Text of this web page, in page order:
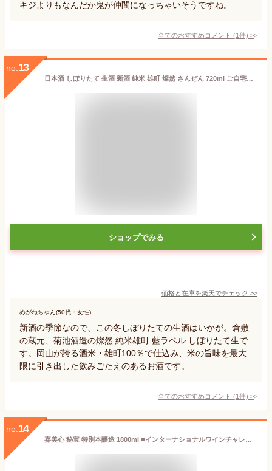
キジよりもなんだか鬼が仲間になっちゃいそうですね。
全てのおすすめコメント (1件) >
no. 13
日本酒 しぼりたて 生酒 新酒 純米 雄町 燦然 さんぜん 720ml ご自宅用 宅飲み 日本酒 お酒 地酒 倉敷 岡山 プレゼントお酒
ショップでみる
価格と在庫を楽天でチェック >>
めがねちゃん(50代・女性)
新酒の季節なので、この冬しぼりたての生酒はいかが。倉敷
の蔵元、菊池酒造の燦然 純米雄町 藍ラベル しぼりたて生で
す。岡山が誇る酒米・雄町100％で仕込み、米の旨味を最大
限に引き出した飲みごたえのあるお酒です。
全てのおすすめコメント (1件) >
no. 14
嘉美心 秘宝 特別本醸造 1800ml ■インターナショナルワインチャレンジ2018にてゴールドメダルを受賞